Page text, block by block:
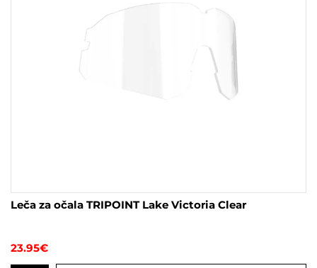
Leča za očala TRIPOINT Lake Victoria Clear
23.95€